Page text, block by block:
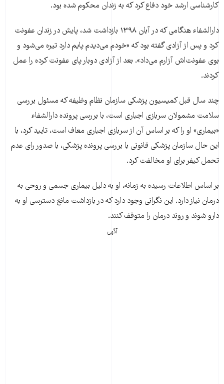
کارشناسی ارشد خود دفاع کرد که به زندان محکوم شده بود.
دارالشفاء هنگامی که در آبان ۱۳۹۸ بازداشت شد، پایش در زندان عفونت
کرد و پس از آزادی گفته بود که «خودم می‌دیدم پایم دارد تیره می‌شود و
بوی عفونت‌اش آزارم می‌داد». بعد از آزادی‌ دوبار پای عفونت کرده را عمل
کردند.
چند سال قبل کمیسیون پزشکی سازمان نظام وظیفه که مسئول بررسی
سلامت مشمولان سربازی اجباری است، با بررسی پرونده دارالشفاء
«بیماری» او را که بر اساس آن از سربازی اجباری معاف است، تایید کرد، با
این حال سازمان پزشکی قانونی با بررسی پرونده پزشکی، با صدور رای عدم
تحمل کیفر برای او مخالفت کرد.
بر اساس اطلاعات رسیده به زمانه، او به دلیل بیماری جسمی و روحی به
درمان نیاز دارد. این نگرانی وجود دارد که در بازداشت مانع دسترسی او به
دارو شوند و روند درمان را متوقف کنند.
آگهی